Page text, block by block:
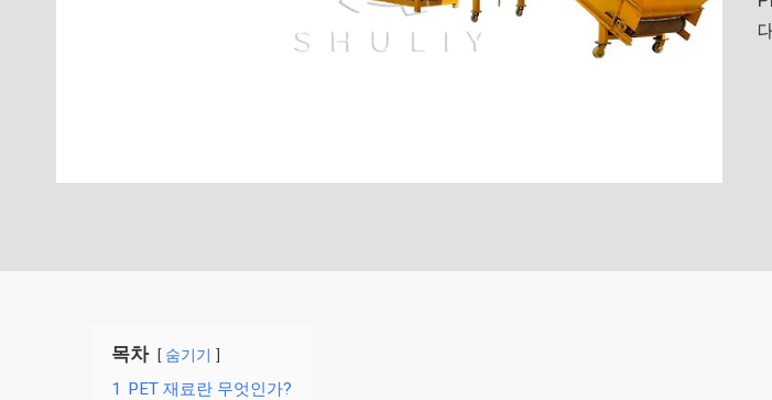
목차 숨기기
1 PET 재료란 무엇인가?